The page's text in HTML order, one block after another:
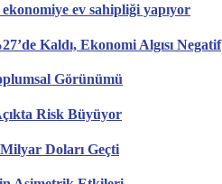
ev sahipliği yapıyor
Kaldı, Ekonomi Algısı Negatif
Görünümü
Risk Büyüyor
Doları Geçti